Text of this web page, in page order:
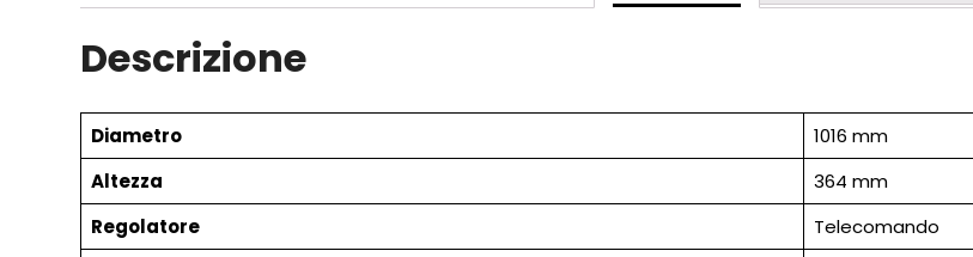
Descrizione
Diametro
1016 mm
Altezza
364 mm
Regolatore
Telecomando